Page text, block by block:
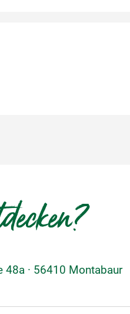
48a · 56410 Montabaur